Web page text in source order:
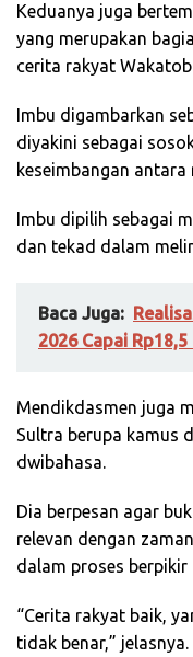
Keduanya juga
yang merupakan
cerita rakyat
Imbu digambarkan
diyakini sebagai
keseimbangan
Imbu dipilih sebagai
dan tekad dalam
Baca Juga:
2026 Capai
Mendikdasmen juga
Sultra berupa kamus
dwibahasa.
Dia berpesan agar
relevan dengan
dalam proses berpikir
“Cerita rakyat baik,
tidak benar,” jelasnya.